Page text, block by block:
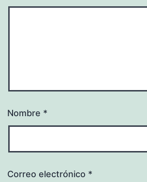
Nombre *
Correo electrónico *